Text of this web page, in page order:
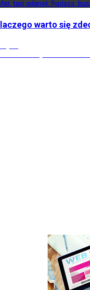
warto się